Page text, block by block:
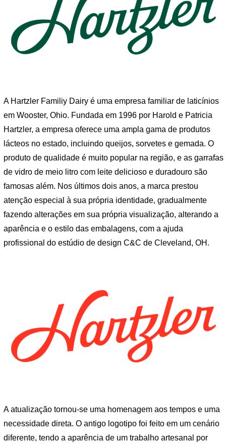
A Hartzler Familiy Dairy é uma empresa familiar de laticínios
em Wooster, Ohio. Fundada em 1996 por Harold e Patricia
Hartzler, a empresa oferece uma ampla gama de produtos
lácteos no estado, incluindo queijos, sorvetes e gemada. O
produto de qualidade é muito popular na região, e as garrafas
de vidro de meio litro com leite delicioso e duradouro são
famosas além. Nos últimos dois anos, a marca prestou
atenção especial à sua própria identidade, gradualmente
fazendo alterações em sua própria visualização, alterando a
aparência e o estilo das embalagens, com a ajuda
profissional do estúdio de design C&C de Cleveland, OH.
A atualização tornou-se uma homenagem aos tempos e uma
necessidade direta. O antigo logotipo foi feito em um cenário
diferente, tendo a aparência de um trabalho artesanal por